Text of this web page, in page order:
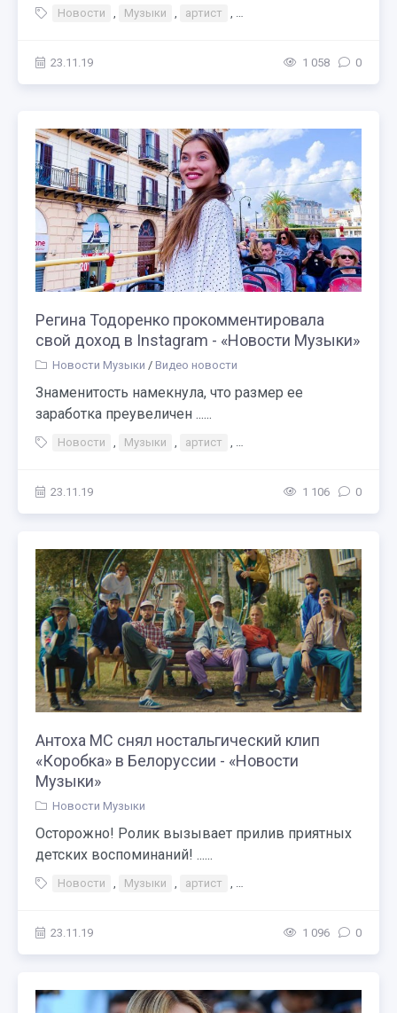
Новости , Музыки , артист , Светлана Лобода
23.11.19 1 058 0
Регина Тодоренко прокомментировала
свой доход в Instagram - «Новости Музыки»
Новости Музыки / Видео новости
Знаменитость намекнула, что размер ее
заработка преувеличен ......
Новости , Музыки , артист , Регина Тодоренко
23.11.19 1 106 0
Антоха MC снял ностальгический клип
«Коробка» в Белоруссии - «Новости
Музыки»
Новости Музыки
Осторожно! Ролик вызывает прилив приятных
детских воспоминаний! ......
Новости , Музыки , артист , Антоха MC снял
23.11.19 1 096 0